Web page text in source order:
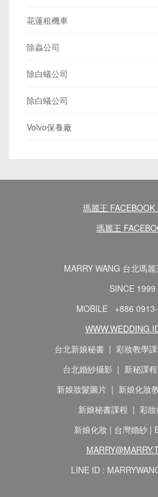
花蓮租機車
除蟲公司
除白蟻公司
除白蟻公司
Volvo保養廠
瑪麗王 FACEBOOK
瑪麗王
MARRY WANG 台北瑪
SINCE 1999
MOBILE +886
台北新娘秘書 | 彩妝教學
台北婚紗攝影 | 新秘課
新娘妝髮圖片 | 新娘化妝
新娘秘書課程 | 彩妝
新娘化妝 | 台灣婚紗 |
LINE ID :